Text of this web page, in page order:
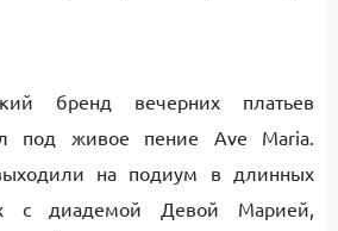
бренд вечерних платьев
под живое пение Ave Maria.
на подиум в длинных
с диадемой Девой Марией,